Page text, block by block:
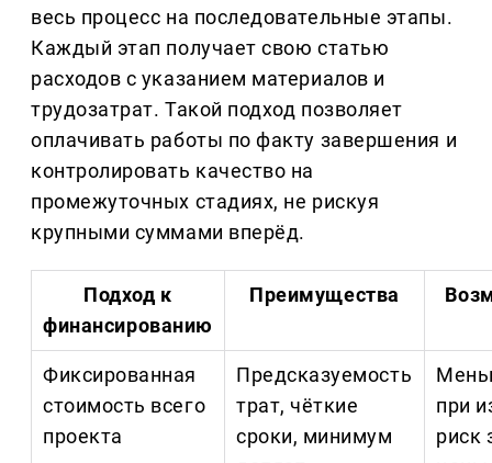
весь процесс на последовательные этапы.
Каждый этап получает свою статью
расходов с указанием материалов и
трудозатрат. Такой подход позволяет
оплачивать работы по факту завершения и
контролировать качество на
промежуточных стадиях, не рискуя
крупными суммами вперёд.
Подход к
финансированию
Преимущества
Фиксированная
стоимость всего
проекта
Предсказуемость
трат, чёткие
сроки, минимум
при
риск